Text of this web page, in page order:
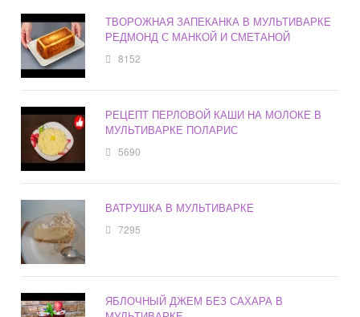
ТВОРОЖНАЯ ЗАПЕКАНКА В МУЛЬТИВАРКЕ
РЕДМОНД С МАНКОЙ И СМЕТАНОЙ
8152
РЕЦЕПТ ПЕРЛОВОЙ КАШИ НА МОЛОКЕ В
МУЛЬТИВАРКЕ ПОЛАРИС
5690
ВАТРУШКА В МУЛЬТИВАРКЕ
7295
ЯБЛОЧНЫЙ ДЖЕМ БЕЗ САХАРА В